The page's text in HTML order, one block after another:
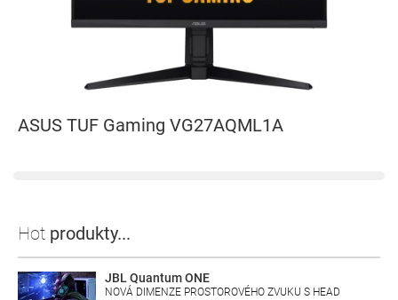
ASUS TUF Gaming VG27AQML1A
Hot produkty...
JBL Quantum ONE
NOVÁ DIMENZE PROSTOROVÉHO ZVUKU S HEAD